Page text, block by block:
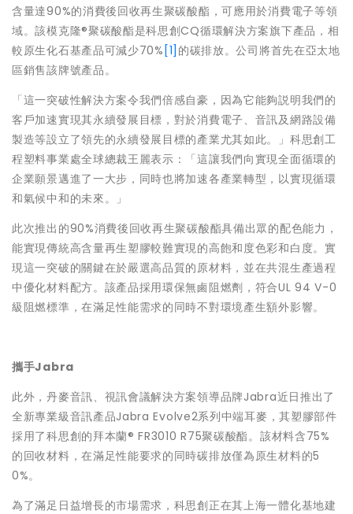
含量達90%的消費後回收再生聚碳酸酯，可應用於消費電子等領
域。該模克隆®聚碳酸酯是科思創CQ循環解決方案旗下產品，相
較原生化石基產品可減少70% [1] 的碳排放。公司將首先在亞太地
區銷售該牌號產品。
「這一突破性解決方案令我們倍感自豪，因為它能夠説明我們的
客戶加速實現其永續發展目標，對於消費電子、音訊及網路設備
製造等設立了領先的永續發展目標的產業尤其如此。」科思創工
程塑料事業處全球總裁王麗表示：「這讓我們向實現全面循環的
企業願景邁進了一大步，同時也將加速各產業轉型，以實現循環
和氣候中和的未來。」
此次推出的90%消費後回收再生聚碳酸酯具備出眾的配色能力，
能實現傳統高含量再生塑膠較難實現的高飽和度色彩和白度。實
現這一突破的關鍵在於嚴選高品質的原材料，並在共混生產過程
中優化材料配方。該產品採用環保無鹵阻燃劑，符合UL 94 V-0
級阻燃標準，在滿足性能需求的同時不對環境產生額外影響。
攜手Jabra
此外，丹麥音訊、視訊會議解決方案領導品牌Jabra近日推出了
全新專業級音訊產品Jabra Evolve2系列中端耳麥，其塑膠部件
採用了科思創的拜本蘭® FR3010 R75聚碳酸酯。該材料含75%
的回收材料，在滿足性能要求的同時碳排放僅為原生材料的5
0%。
為了滿足日益增長的市場需求，科思創正在其上海一體化基地建